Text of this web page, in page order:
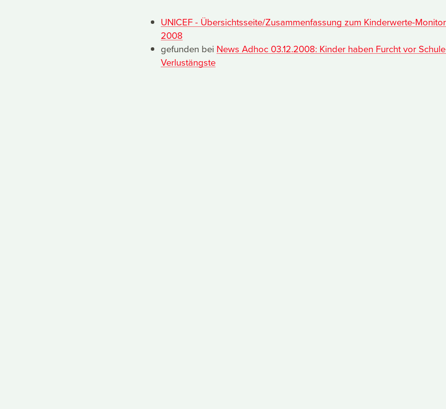
UNICEF - Übersichtsseite/Zusammenfassung zum Kinderwerte-Monitor
2008
gefunden bei News Adhoc 03.12.2008: Kinder haben Furcht vor
Verlustängste